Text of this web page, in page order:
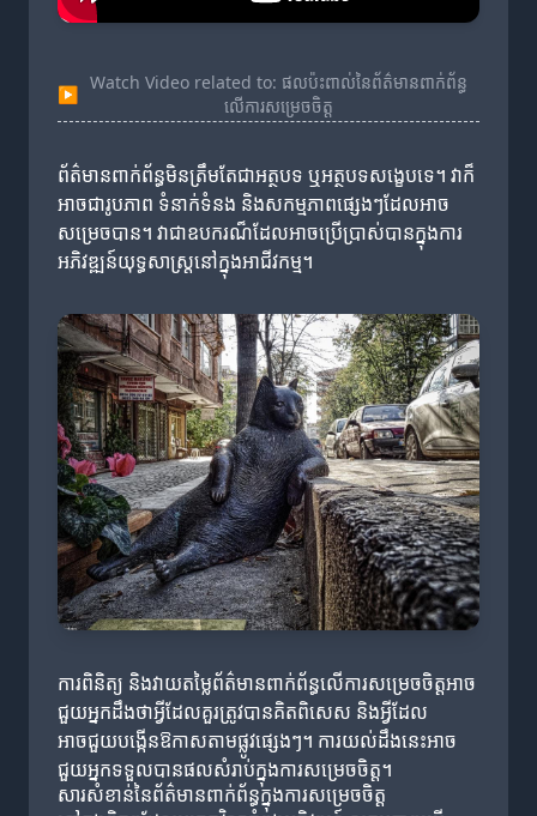
▶
Watch Video related to: ផលប៉ះពាល់នៃព័ត៌មានពាក់ព័ន្ធ
លើការសម្រេចចិត្ត
ព័ត៌មានពាក់ព័ន្ធមិនត្រឹមតែជាអត្ថបទ ឬអត្ថបទសង្ខេបទេ។ វាក៏
អាចជារូបភាព ទំនាក់ទំនង និងសកម្មភាពផ្សេងៗដែលអាច
សម្រេចបាន។ វាជាឧបករណ៏ដែលអាចប្រើប្រាស់បានក្នុងការ
អភិវឌ្ឍន៍យុទ្ធសាស្ត្រនៅក្នុងអាជីវកម្ម។
ការពិនិត្យ និងវាយតម្លៃព័ត៌មានពាក់ព័ន្ធលើការសម្រេចចិត្តអាច
ជួយអ្នកដឹងថាអ្វីដែលគួរត្រូវបានគិតពិសេស និងអ្វីដែល
អាចជួយបង្កើនឱកាសតាមផ្លូវផ្សេងៗ។ ការយល់ដឹងនេះអាច
ជួយអ្នកទទួលបានផលសំរាប់ក្នុងការសម្រេចចិត្ត។
សារសំខាន់នៃព័ត៌មានពាក់ព័ន្ធក្នុងការសម្រេចចិត្ត